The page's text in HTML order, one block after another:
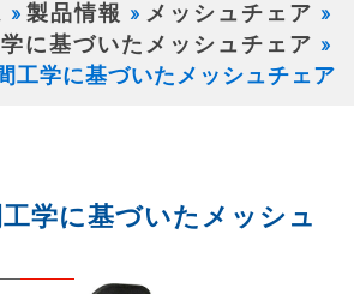
製品情報
メッシュチェア
に基づいたメッシュチェア
工学に基づいたメッシュチェア
工学に基づいたメッシュ